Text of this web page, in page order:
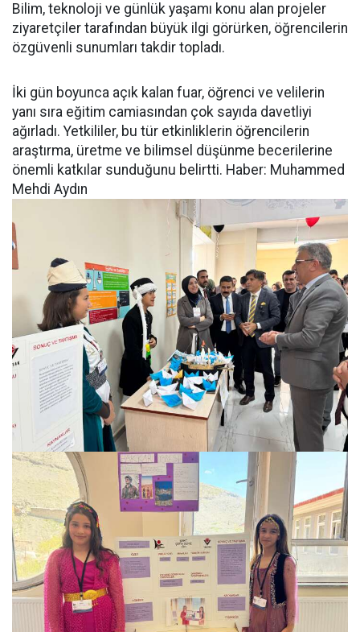
Bilim, teknoloji ve günlük yaşamı konu alan projeler
ziyaretçiler tarafından büyük ilgi görürken, öğrencilerin
özgüvenli sunumları takdir topladı.
İki gün boyunca açık kalan fuar, öğrenci ve velilerin
yanı sıra eğitim camiasından çok sayıda davetliyi
ağırladı. Yetkililer, bu tür etkinliklerin öğrencilerin
araştırma, üretme ve bilimsel düşünme becerilerine
önemli katkılar sunduğunu belirtti. Haber: Muhammed
Mehdi Aydın